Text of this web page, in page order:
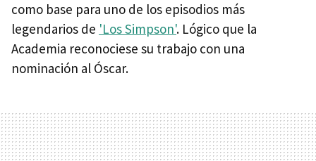
como base para uno de los episodios más
legendarios de 'Los Simpson'. Lógico que la
Academia reconociese su trabajo con una
nominación al Óscar.